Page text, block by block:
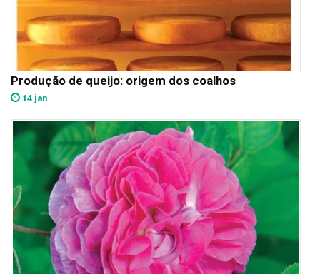
Produção de queijo: origem dos coalhos
14 jan